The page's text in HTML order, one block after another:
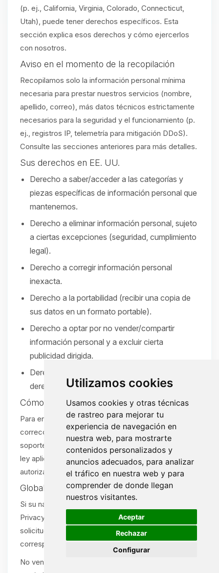
Utilizamos cookies
Usamos cookies y otras técnicas
de rastreo para mejorar tu
experiencia de navegación en
nuestra web, para mostrarte
contenidos personalizados y
anuncios adecuados, para analizar
el tráfico en nuestra web y para
comprender de donde llegan
nuestros visitantes.
Aceptar
Rechazar
Configurar
(p. ej., California, Virginia, Colorado, Connecticut,
Utah), puede tener derechos específicos. Esta
sección explica esos derechos y cómo ejercerlos
con nosotros.
Aviso en el momento de la recopilación
Recopilamos solo la información personal mínima
necesaria para prestar nuestros servicios (nombre,
apellido, correo), más datos técnicos estrictamente
necesarios para la seguridad y el funcionamiento (p.
ej., registros IP, telemetría para mitigación DDoS).
Consulte las secciones anteriores para más detalles.
Sus derechos en EE. UU.
Derecho a saber/acceder a las categorías y
piezas específicas de información personal que
mantenemos.
Derecho a eliminar información personal, sujeto
a ciertas excepciones (seguridad, cumplimiento
legal).
Derecho a corregir información personal
inexacta.
Derecho a la portabilidad (recibir una copia de
sus datos en un formato portable).
Derecho a optar por no vender/compartir
información personal y a excluir cierta
publicidad dirigida.
Derecho a no ser discriminado por ejercer sus
derechos.
Cómo ejercer sus derechos
Para enviar una solicitud (acceso, eliminación,
corrección, portabilidad u opt-out), abra un ticket de
soporte:
. Verificaremos su solicitud según la
ley aplicable. Se aceptan solicitudes por agente
autorizado con la debida prueba.
Global Privacy Control (GPC)
Si su navegador o extensión envía una señal Global
Privacy Control (GPC), la tratamos como una
solicitud de exclusión de venta/compartir cuando
corresponda.
No vendemos ni compartimos información personal
🍪